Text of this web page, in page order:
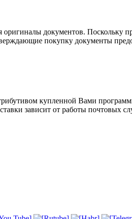
документов. Поскольку
покупку документы
купленной Вами
зависит от работы почтовых